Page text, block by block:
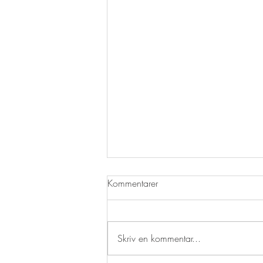
Katalog til plageskuet 2026
Kommentarer
Skriv en kommentar...